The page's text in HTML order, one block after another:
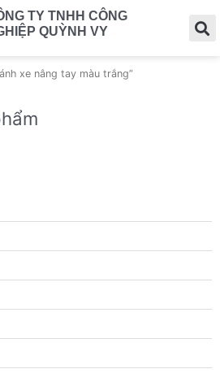
TY TNHH CÔNG
QUỲNH VY
xe nâng tay màu trắng”